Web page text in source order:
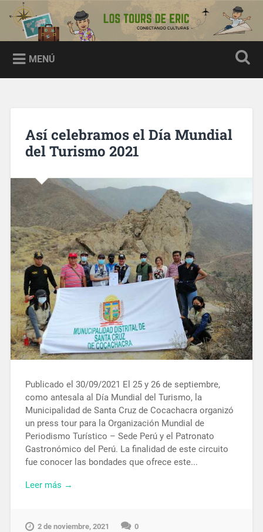
Los tours de Eric
MENÚ
Así celebramos el Día Mundial
del Turismo 2021
Publicado el 30/09/2021 El 25 y 26 de septiembre,
como antesala al Día Mundial del Turismo, la
Municipalidad de Santa Cruz de Cocachacra organizó
un press tour para la Organización Mundial de
Periodismo Turístico – Sede Perú y el Patronato
Gastronómico del Perú. La finalidad de este circuito
fue conocer las bondades que ofrece este...
Leer más →
2 de noviembre, 2021 0